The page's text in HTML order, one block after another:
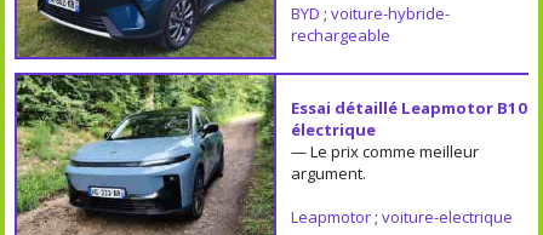
BYD ; voiture-hybride-
rechargeable
Essai détaillé Leapmotor B10
électrique
— Le prix comme meilleur
argument.
Leapmotor; voiture-electrique